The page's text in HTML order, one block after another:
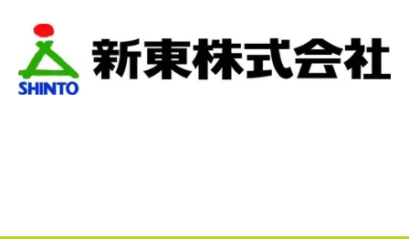
them. Despite the
due to the
their schedule
the balcony much in
当初夕方４時頃終了予定が
瓦まで使って瓦を差し替え